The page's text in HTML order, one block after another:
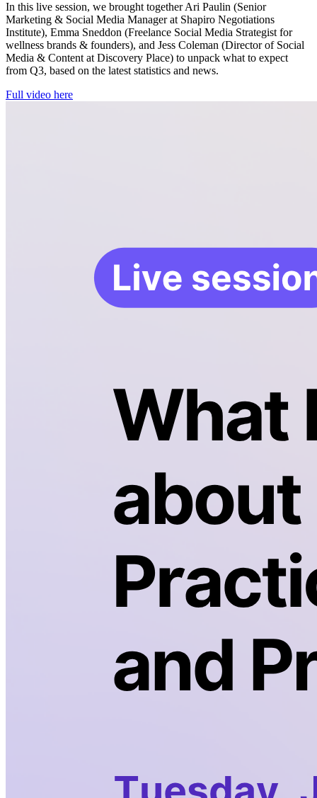
In this live session, we brought together Ari Paulin (Senior
Marketing & Social Media Manager at Shapiro Negotiations
Institute), Emma Sneddon (Freelance Social Media Strategist for
wellness brands & founders), and Jess Coleman (Director of Social
Media & Content at Discovery Place) to unpack what to expect
from Q3, based on the latest statistics and news.
Full video here